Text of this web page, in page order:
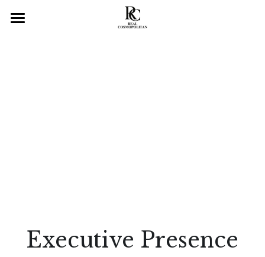
Public Speaking/Keynote Speach
Product
Executive Presence
ブログカテゴリー